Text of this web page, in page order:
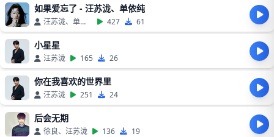
如果爱忘了 - 汪苏泷、单依纯
汪苏泷、单依纯 427 61
小星星
汪苏泷 165 26
你在我喜欢的世界里
汪苏泷 251 24
后会无期
徐良、汪苏泷 136 19